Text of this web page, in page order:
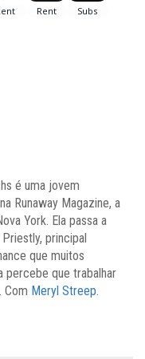
é uma jovem
Runaway Magazine, a
York. Ela passa a
principal
que muitos
percebe que trabalhar
Com Meryl Streep